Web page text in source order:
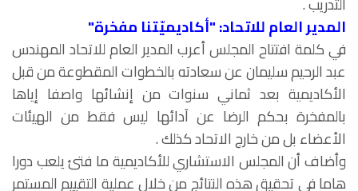
المدير العام للاتحاد: "أكاديميّتنا مفخرة"
في كلمة افتتاح المجلس أعرب المدير العام للاتحاد المهندس
عبد الرحيم سليمان عن سعادته بالخطوات المقطوعة من قبل
الأكاديمية بعد ثماني سنوات من إنشائها واصفا إياها
بالمفخرة بحكم الرضا عن آدائها ليس فقط من الهيئات
الأعضاء بل من خارج الاتحاد كذلك .
وأضاف أن المجلس الاستشاري للأكاديمية ما فتئ يلعب دورا
هاما في تحقيق هذه النتائج من خلال عملية التقييم المستمر